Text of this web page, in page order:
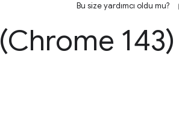
Bu size yardımcı oldu mu?
143)